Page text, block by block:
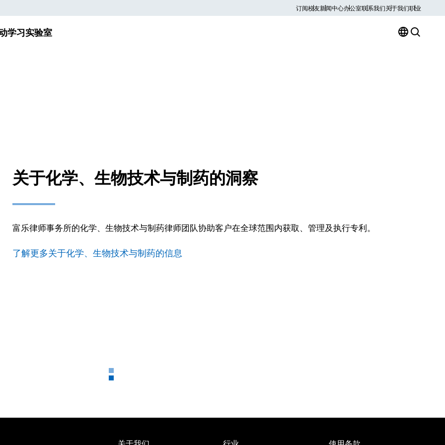
订阅校友新闻中心办公室联系我们关于我们职业
学习实验室
关于化学、生物技术与制药的洞察
富乐律师事务所的化学、生物技术与制药律师团队协助客户在全球范围内获取、管理及执行专利。
了解更多关于化学、生物技术与制药的信息